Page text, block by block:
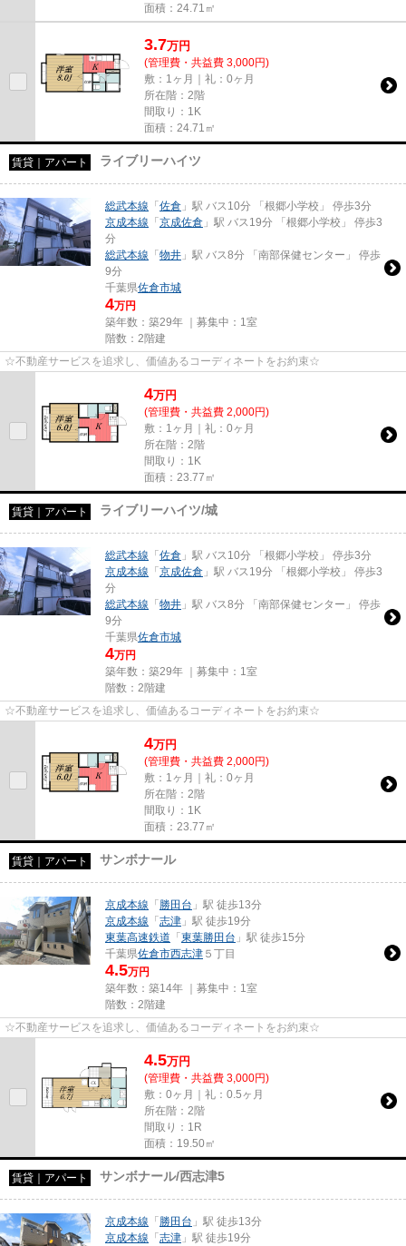
面積：24.71㎡
3.7万円
(管理費・共益費 3,000円)
敷：1ヶ月｜礼：0ヶ月
所在階：2階
間取り：1K
面積：24.71㎡
賃貸｜アパート ライブリーハイツ
総武本線 「 佐倉 」駅 バス10分 「根郷小学校」 停歩3分
京成本線 「 京成佐倉 」駅 バス19分 「根郷小学校」 停歩3
分
総武本線 「 物井 」駅 バス8分 「南部保健センター」 停歩
9分
千葉県佐倉市城
4万円
築年数：築29年 ｜募集中： 1室
階数：2階建
☆不動産サービスを追求し、価値あるコーディネートをお約束☆
4万円
(管理費・共益費 2,000円)
敷：1ヶ月｜礼：0ヶ月
所在階：2階
間取り：1K
面積：23.77㎡
賃貸｜アパート ライブリーハイツ/城
総武本線 「 佐倉 」駅 バス10分 「根郷小学校」 停歩3分
京成本線 「 京成佐倉 」駅 バス19分 「根郷小学校」 停歩3
分
総武本線 「 物井 」駅 バス8分 「南部保健センター」 停歩
9分
千葉県佐倉市城
4万円
築年数：築29年 ｜募集中： 1室
階数：2階建
☆不動産サービスを追求し、価値あるコーディネートをお約束☆
4万円
(管理費・共益費 2,000円)
敷：1ヶ月｜礼：0ヶ月
所在階：2階
間取り：1K
面積：23.77㎡
賃貸｜アパート サンボナール
京成本線 「 勝田台 」駅 徒歩13分
京成本線 「 志津 」駅 徒歩19分
東葉高速鉄道 「 東葉勝田台 」駅 徒歩15分
千葉県佐倉市西志津 ５丁目
4.5万円
築年数：築14年 ｜募集中： 1室
階数：2階建
☆不動産サービスを追求し、価値あるコーディネートをお約束☆
4.5万円
(管理費・共益費 3,000円)
敷：0ヶ月｜礼：0.5ヶ月
所在階：2階
間取り：1R
面積：19.50㎡
賃貸｜アパート サンボナール/西志津5
京成本線 「 勝田台 」駅 徒歩13分
京成本線 「 志津 」駅 徒歩19分